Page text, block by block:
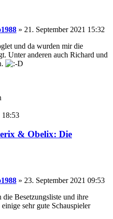
» 21. September 2021 15:32
und da wurden mir die
Unter anderen auch Richard und
18:53
& Obelix: Die
» 23. September 2021 09:53
Besetzungsliste und ihre
sehr gute Schauspieler